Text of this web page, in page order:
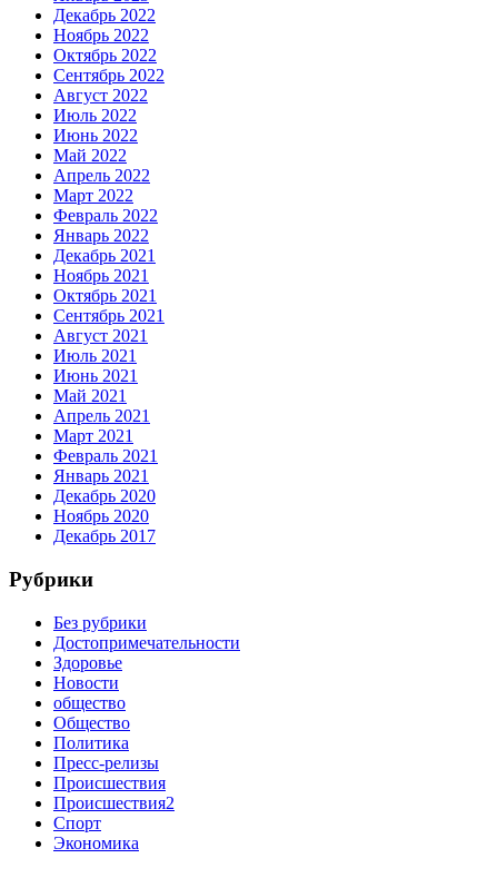
Декабрь 2022
Ноябрь 2022
Октябрь 2022
Сентябрь 2022
Август 2022
Июль 2022
Июнь 2022
Май 2022
Апрель 2022
Март 2022
Февраль 2022
Январь 2022
Декабрь 2021
Ноябрь 2021
Октябрь 2021
Сентябрь 2021
Август 2021
Июль 2021
Июнь 2021
Май 2021
Апрель 2021
Март 2021
Февраль 2021
Январь 2021
Декабрь 2020
Ноябрь 2020
Декабрь 2017
Рубрики
Без рубрики
Достопримечательности
Здоровье
Новости
общество
Общество
Политика
Пресс-релизы
Происшествия
Происшествия2
Спорт
Экономика